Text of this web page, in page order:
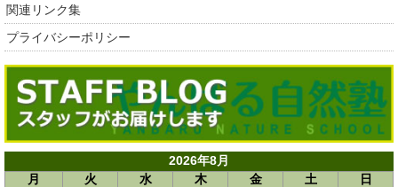
関連リンク集
プライバシーポリシー
2026年8月
月
火 水 木 金 土
日